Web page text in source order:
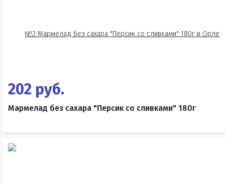
202 руб.
Мармелад без сахара "Персик со сливками" 180г